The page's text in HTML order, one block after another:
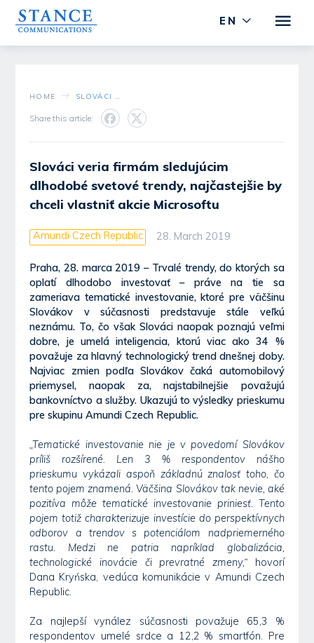
EN
HOME
Share this article:
Slováci veria firmám sledujúcim
dlhodobé svetové trendy, najčastejšie by
chceli vlastniť akcie Microsoftu
Amundi Czech Republic 28. March 2019
Praha, 28. marca 2019 – Trvalé trendy, do ktorých sa
oplatí dlhodobo investovať – práve na tie sa
zameriava tematické investovanie, ktoré pre väčšinu
Slovákov v súčasnosti predstavuje stále veľkú
neznámu. To, čo však Slováci naopak poznajú veľmi
dobre, je umelá inteligencia, ktorú viac ako 34 %
považuje za hlavný technologický trend dnešnej doby.
Najviac zmien podľa Slovákov čaká automobilový
priemysel, naopak za, najstabilnejšie považujú
bankovníctvo a služby. Ukazujú to výsledky prieskumu
pre skupinu Amundi Czech Republic.
„Tematické investovanie nie je v povedomí Slovákov
príliš rozšírené. Len 3 % respondentov nášho
prieskumu vykázali aspoň základnú znalosť toho, čo
tento pojem znamená. Väčšina Slovákov tak nevie, aké
pozitíva môže tematické investovanie priniesť. Tento
pojem totiž charakterizuje investície do perspektívnych
odborov a trendov s potenciálom nadpriemerného
rastu. Medzi ne patria napríklad globalizácia,
technologické inovácie či prevratné zmeny,“ hovorí
Dana Kryńska, vedúca komunikácie v Amundi Czech
Republic.
Za najlepší vynález súčasnosti považuje 65,3 %
respondentov umelé srdce a 12,2 % smartfón. Pre